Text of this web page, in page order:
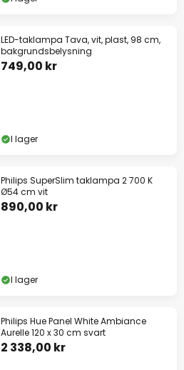
LED-taklampa Tava, vit, plast, 98 cm,
bakgrundsbelysning
749,00 kr
I lager
Philips SuperSlim taklampa 2 700 K
Ø54 cm vit
890,00 kr
I lager
Philips Hue Panel White Ambiance
Aurelle 120 x 30 cm svart
2 338,00 kr